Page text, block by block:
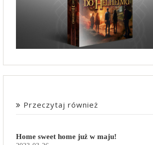
Przeczytaj również
Home sweet home już w maju!